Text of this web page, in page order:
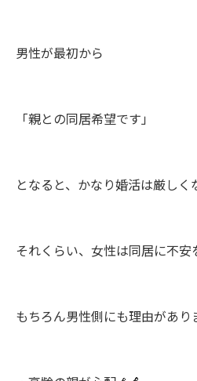
男性が最初から
「親との同居希望です」
となると、かなり婚活は厳しく
それくらい、女性は同居に不安
もちろん男性側にも理由があり